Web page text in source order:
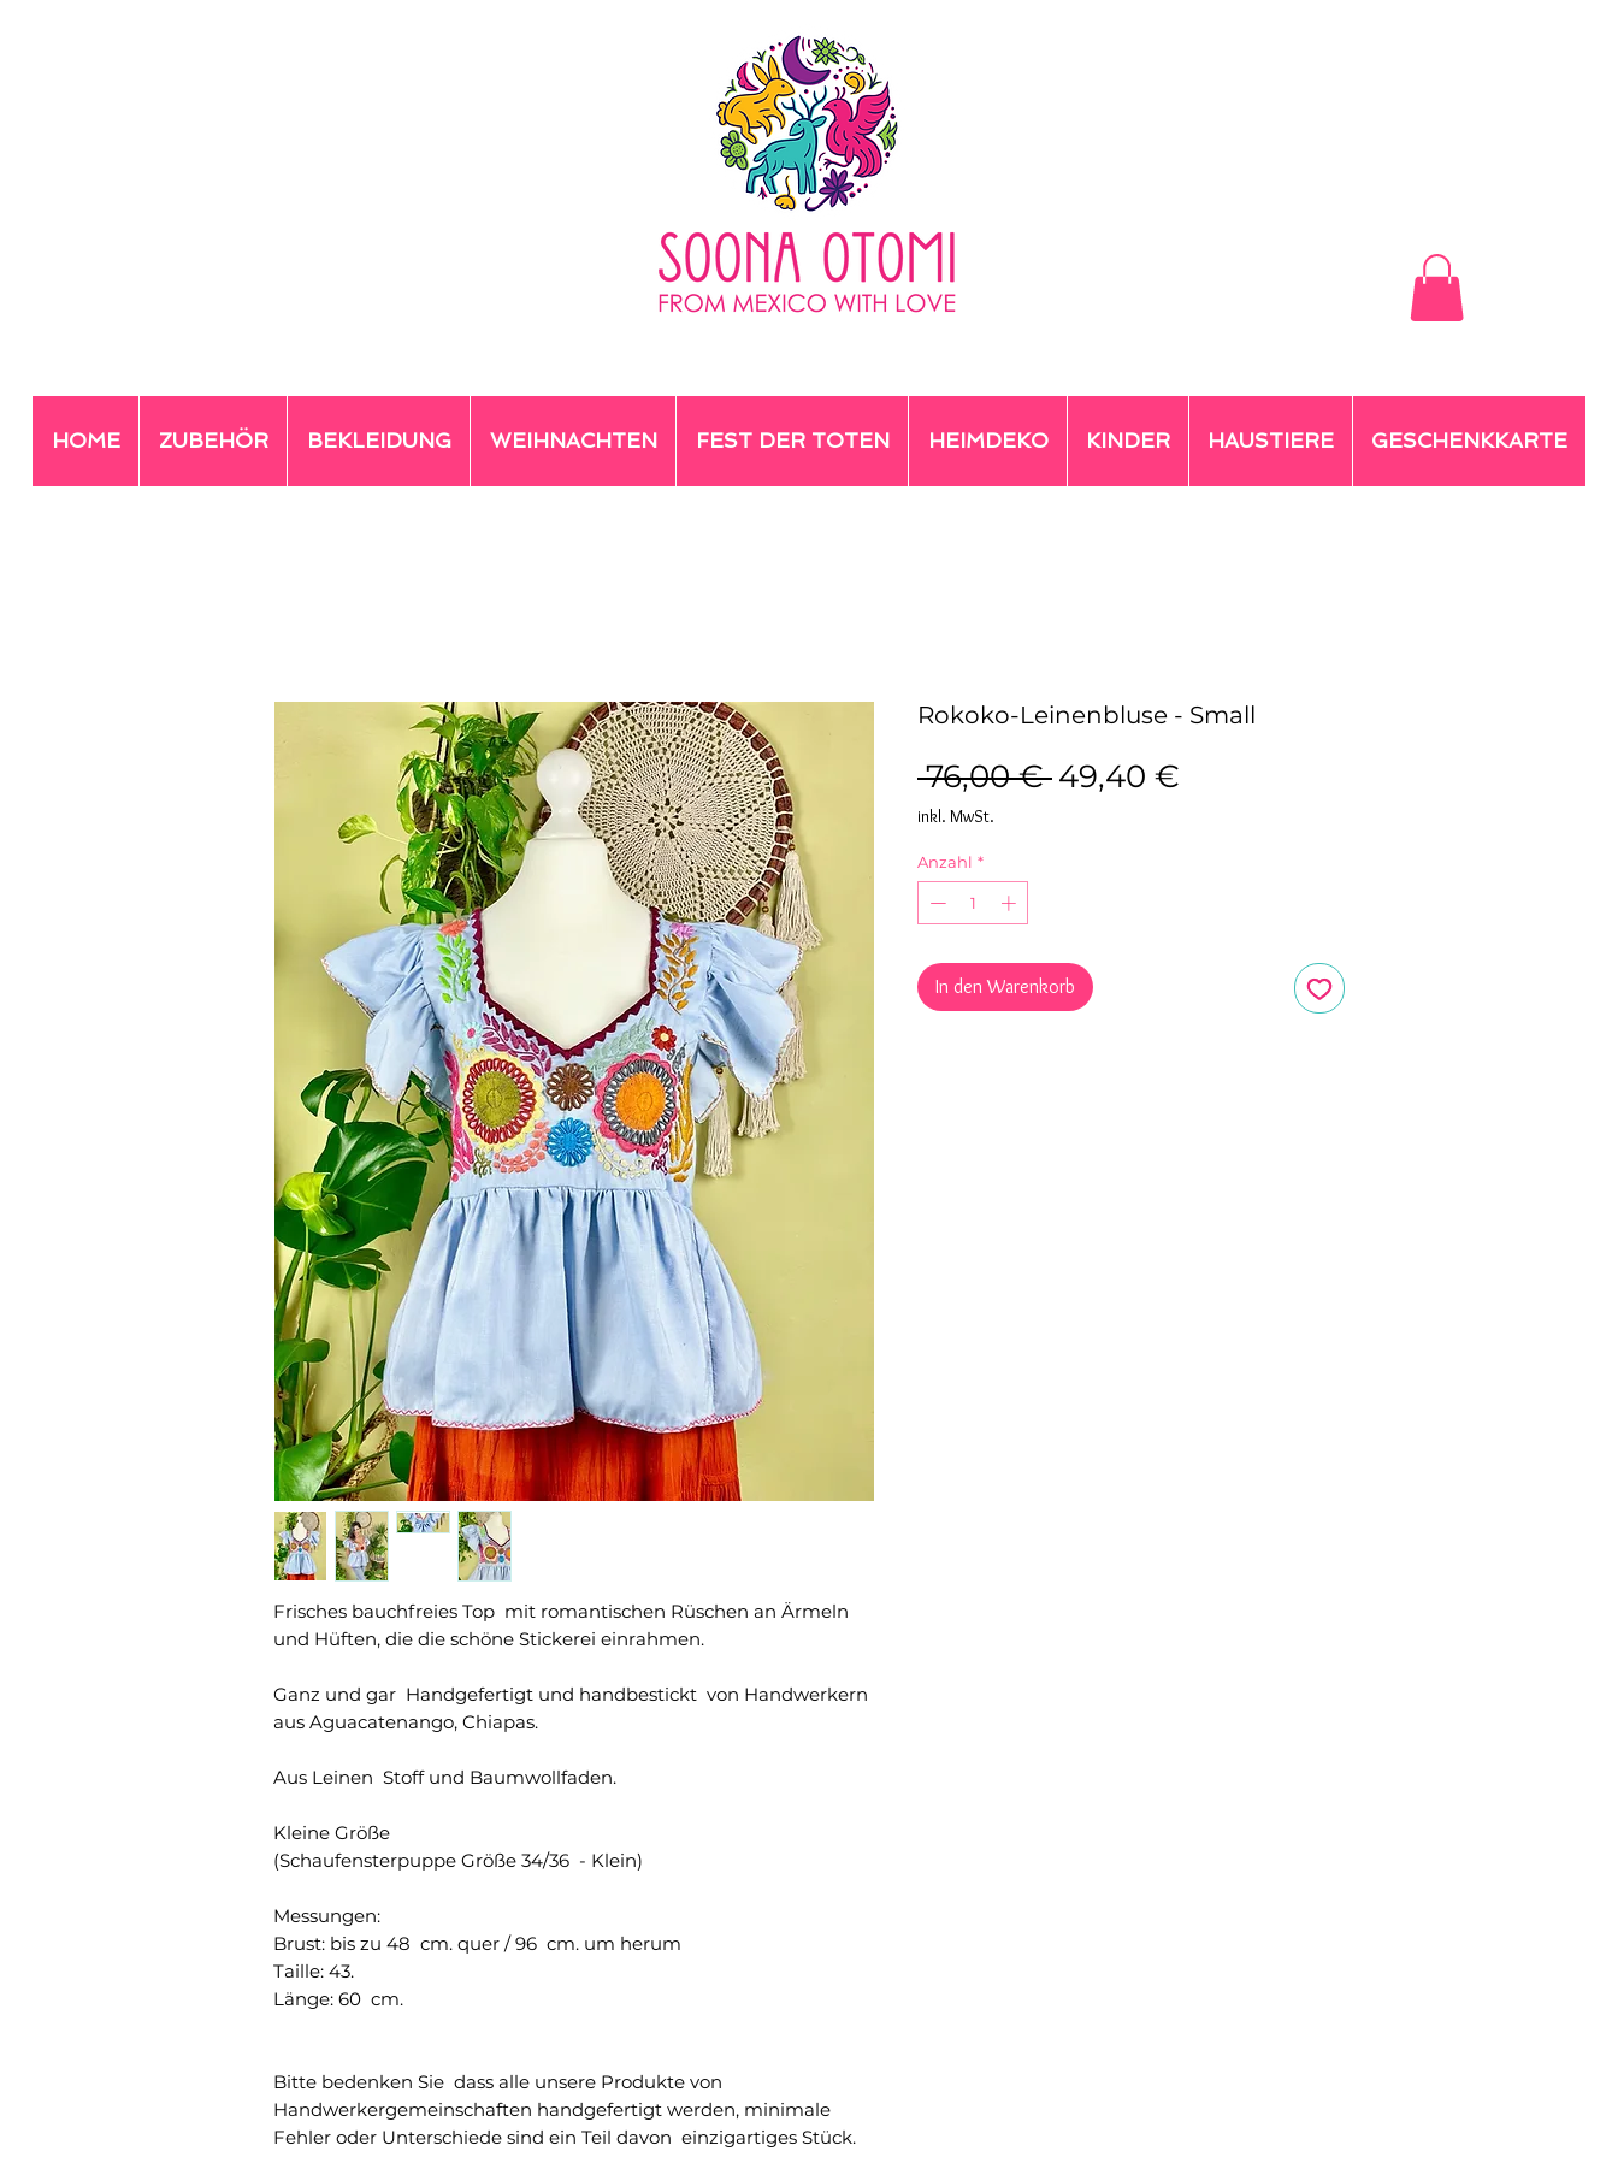
HOME ZUBEHÖR BEKLEIDUNG WEIHNACHTEN FEST DER TOTEN HEIMDEKO KINDER HAUSTIERE GESCHENKKARTE
Frisches bauchfreies Top mit romantischen Rüschen an Ärmeln
und Hüften, die die schöne Stickerei einrahmen.
Ganz und gar Handgefertigt und handbestickt von Handwerkern
aus Aguacatenango, Chiapas.
Aus Leinen Stoff und Baumwollfaden.
Kleine Größe
(Schaufensterpuppe Größe 34/36 - Klein)
Messungen:
Brust: bis zu 48 cm. quer / 96 cm. um herum
Taille: 43.
Länge: 60 cm.
Bitte bedenken Sie dass alle unsere Produkte von
Handwerkergemeinschaften handgefertigt werden, minimale
Fehler oder Unterschiede sind ein Teil davon einzigartiges Stück.
Rokoko-Leinenbluse - Small
76,00 € Standardpreis
49,40 €
inkl. MwSt.
Anzahl *
In den Warenkorb